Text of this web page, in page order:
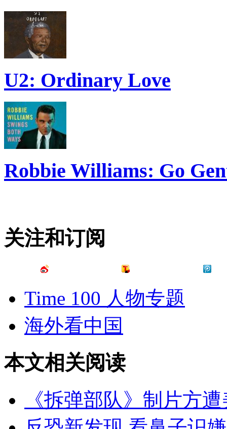
U2: Ordinary Love
Robbie Williams: Go
关注和订阅
Time 100 人物专题
海外看中国
本文相关阅读
《拆弹部队》制片方